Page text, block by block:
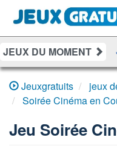
JEUX DU MOMENT
DAMES RAMI
Jeuxgratuits
jeux
Soirée Cinéma en
Jeu Soirée